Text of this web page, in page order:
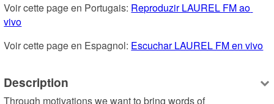
Voir cette page en Portugais: Reproduzir LAUREL FM ao
vivo
Voir cette page en Espagnol: Escuchar LAUREL FM en vivo
Description
Through motivations we want to bring words of